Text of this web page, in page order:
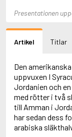
Abele, Inga
Aboulela, Leila
Abrahams, Peter
Abrahamson,
Abse, Dannie
Abu-Jaber, Diana
Abulhawa, Susan
Aburas, Lone
Achebe, Chinua
Presentationen
Artikel Titlar
Den
uppvuxen I
Jordanien och
med rötter i två
till Amman i
har sedan dess
arabiska